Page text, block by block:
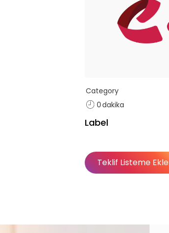
Category
0dakika
Label
Teklif Listeme Ekle